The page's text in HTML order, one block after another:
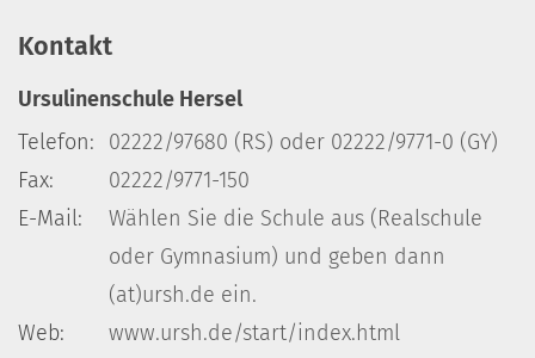
Kontakt
Ursulinenschule Hersel
Telefon:
02222/97680 (RS) oder 02222/9771-0 (GY)
Fax:
02222/9771-150
E-Mail:
Wählen Sie die Schule aus (Realschule
oder Gymnasium) und geben dann
(at)ursh.de ein.
Web:
www.ursh.de/start/index.html